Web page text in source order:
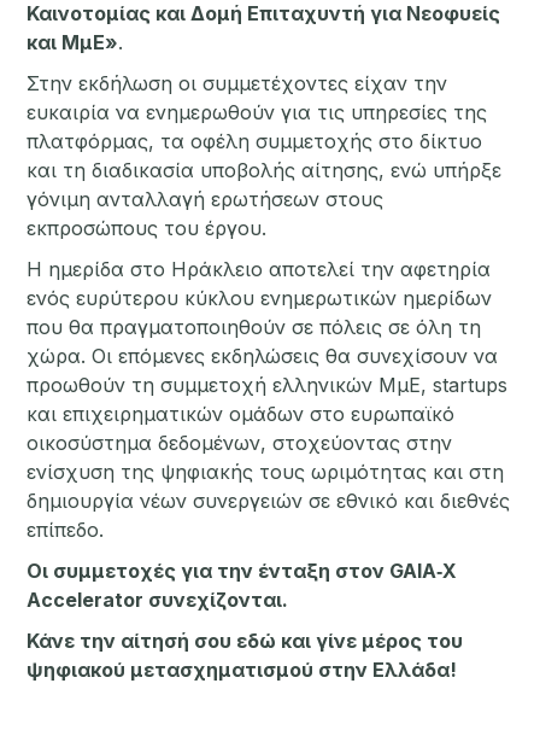
Καινοτομίας και Δομή Επιταχυντή για Νεοφυείς
και ΜμΕ».
Στην εκδήλωση οι συμμετέχοντες είχαν την
ευκαιρία να ενημερωθούν για τις υπηρεσίες της
πλατφόρμας, τα οφέλη συμμετοχής στο δίκτυο
και τη διαδικασία υποβολής αίτησης, ενώ υπήρξε
γόνιμη ανταλλαγή ερωτήσεων στους
εκπροσώπους του έργου.
Η ημερίδα στο Ηράκλειο αποτελεί την αφετηρία
ενός ευρύτερου κύκλου ενημερωτικών ημερίδων
που θα πραγματοποιηθούν σε πόλεις σε όλη τη
χώρα. Οι επόμενες εκδηλώσεις θα συνεχίσουν να
προωθούν τη συμμετοχή ελληνικών ΜμΕ, startups
και επιχειρηματικών ομάδων στο ευρωπαϊκό
οικοσύστημα δεδομένων, στοχεύοντας στην
ενίσχυση της ψηφιακής τους ωριμότητας και στη
δημιουργία νέων συνεργειών σε εθνικό και διεθνές
επίπεδο.
Οι συμμετοχές για την ένταξη στον GAIA‑X
Accelerator συνεχίζονται.
Κάνε την αίτησή σου εδώ και γίνε μέρος του
ψηφιακού μετασχηματισμού στην Ελλάδα!